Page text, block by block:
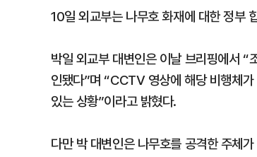
10일 외교부는 나무호 화재에 대한 정부
박일 외교부 대변인은 이날 브리핑에서
인됐다”며 “CCTV 영상에 해당 비행체
있는 상황”이라고 밝혔다.
다만 박 대변인은 나무호를 공격한 주체